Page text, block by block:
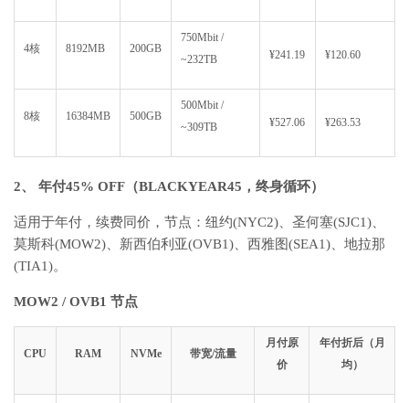
4核 8192MB 200GB
750Mbit /
~232TB
¥241.19 ¥120.60
8核 16384MB 500GB
500Mbit /
~309TB
¥527.06 ¥263.53
2、 年付45% OFF（BLACKYEAR45，终身循环）
适用于年付，续费同价，节点：纽约(NYC2)、圣何塞(SJC1)、
莫斯科(MOW2)、新西伯利亚(OVB1)、西雅图(SEA1)、地拉那
(TIA1)。
MOW2 / OVB1 节点
CPU RAM NVMe 带宽/流量
月付原
价
年付折后（月
均）